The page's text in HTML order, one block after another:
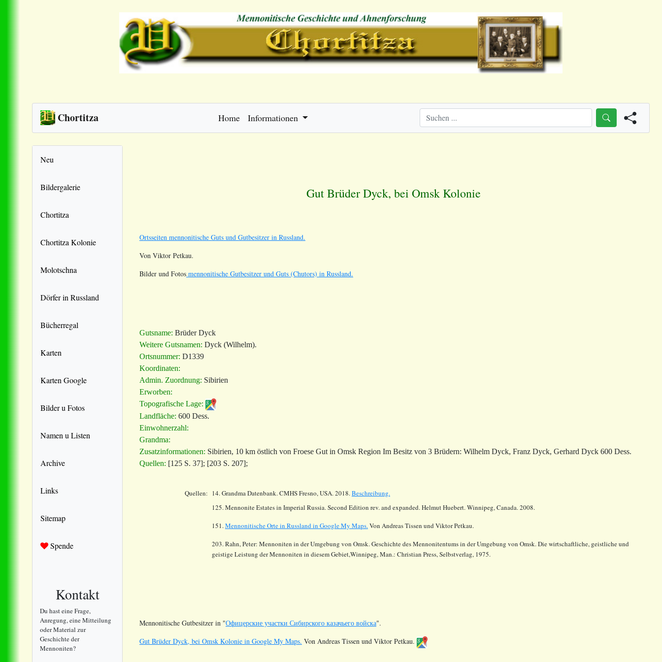
Chortitza Home Informationen
Neu
Bildergalerie
Chortitza
Chortitza Kolonie
Molotschna
Dörfer in Russland
Bücherregal
Karten
Karten Google
Bilder u Fotos
Namen u Listen
Archive
Links
Sitemap
Spende
Kontakt
Du hast eine Frage,
Anregung, eine Mitteilung
oder Material zur
Geschichte der
Mennoniten?
Gut Brüder Dyck, bei Omsk Kolonie
Ortsseiten mennonitische Guts und Gutbesitzer in Russland.
Von Viktor Petkau.
Bilder und Fotos mennonitische Gutbesitzer und Guts (Chutors) in Russland.
Gutsname: Brüder Dyck
Weitere Gutsnamen: Dyck (Wilhelm).
Ortsnummer: D1339
Koordinaten:
Admin. Zuordnung: Sibirien
Erworben:
Topografische Lage:
Landfläche: 600 Dess.
Einwohnerzahl:
Grandma:
Zusatzinformationen: Sibirien, 10 km östlich von Froese Gut in Omsk Region Im Besitz von 3 Brüdern: Wilhelm Dyck, Franz Dyck, Gerhard Dyck 600 Dess.
Quellen: [125 S. 37]; [203 S. 207];
Quellen: 14.Grandma Datenbank. CMHS Fresno, USA. 2018.Beschreibung.
125. Mennonite Estates in Imperial Russia. Second Edition rev. and expanded. Helmut Huebert. Winnipeg, Canada. 2008.
151.Mennonitische Orte in Russland in Google My Maps.Von Andreas Tissen und Viktor Petkau.
203. Rahn, Peter: Mennoniten in der Umgebung von Omsk. Geschichte des Mennonitentums in der Umgebung von Omsk. Die wirtschaftliche, geistliche und
geistige Leistung der Mennoniten in diesem Gebiet,Winnipeg, Man.: Christian Press, Selbstverlag, 1975.
Mennonitische Gutbesitzer in "Офицерские участки Сибирского казачьего войска".
Gut Brüder Dyck, bei Omsk Kolonie in Google My Maps. Von Andreas Tissen und Viktor Petkau.